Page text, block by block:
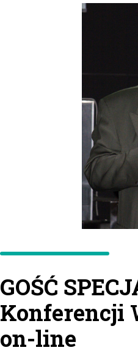
GOŚĆ
Konferencji
on-line